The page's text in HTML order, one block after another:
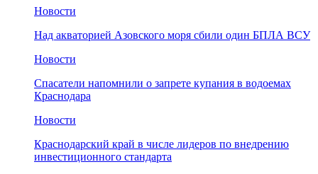
Новости
Над акваторией Азовского моря сбили один БПЛА ВСУ
Новости
Спасатели напомнили о запрете купания в водоемах
Краснодара
Новости
Краснодарский край в числе лидеров по внедрению
инвестиционного стандарта